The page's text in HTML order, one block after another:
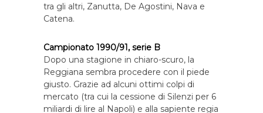
tra gli altri, Zanutta, De Agostini, Nava e
Catena.
Campionato 1990/91, serie B
Dopo una stagione in chiaro-scuro, la
Reggiana sembra procedere con il piede
giusto. Grazie ad alcuni ottimi colpi di
mercato (tra cui la cessione di Silenzi per 6
miliardi di lire al Napoli) e alla sapiente regia